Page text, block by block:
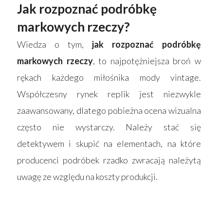
Jak rozpoznać podróbkę
markowych rzeczy?
Wiedza o tym, jak rozpoznać podróbkę
markowych rzeczy, to najpotężniejsza broń w
rękach każdego miłośnika mody vintage.
Współczesny rynek replik jest niezwykle
zaawansowany, dlatego pobieżna ocena wizualna
często nie wystarczy. Należy stać się
detektywem i skupić na elementach, na które
producenci podróbek rzadko zwracają należytą
uwagę ze względu na koszty produkcji.